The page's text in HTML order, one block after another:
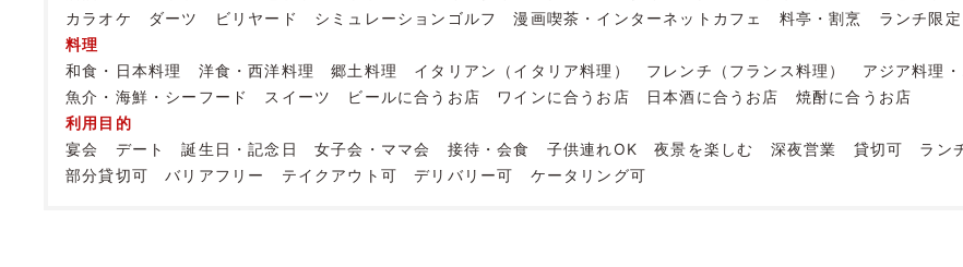
カラオケ
ダーツ ビリヤード シミュレーションゴルフ 漫画喫茶・インターネットカフェ 料亭・割烹 ランチ限定
料理
和食・日本料理
洋食・西洋料理 郷土料理 イタリアン（イタリア料理） フレンチ（フランス料理） アジア料理
魚介・海鮮・シーフード
スイーツ ビールに合うお店 ワインに合うお店 日本酒に合うお店
焼酎に合うお店
利用目的
宴会
デート 誕生日・記念日 女子会・ママ会 接待・会食 子供連れOK 夜景を楽しむ 深夜営業 貸切可 ラン
部分貸切可
バリアフリー テイクアウト可 デリバリー可 ケータリング可